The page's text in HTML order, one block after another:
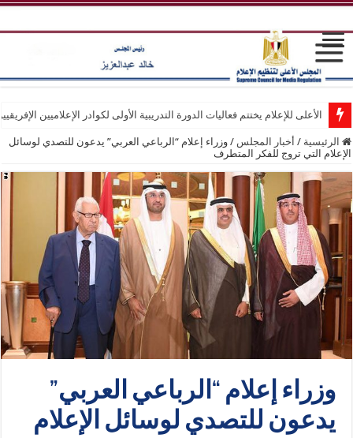
الأعلى للإعلام يختتم فعاليات الدورة التدريبية الأولى لكوادر الإعلاميين
الرئيسية / أخبار المجلس / وزراء إعلام “الرباعي العربي” يدعون للتصدي لوسائل
الإعلام التي تروج للفكر المتطرف
وزراء إعلام “الرباعي العربي”
يدعون للتصدي لوسائل الإعلام